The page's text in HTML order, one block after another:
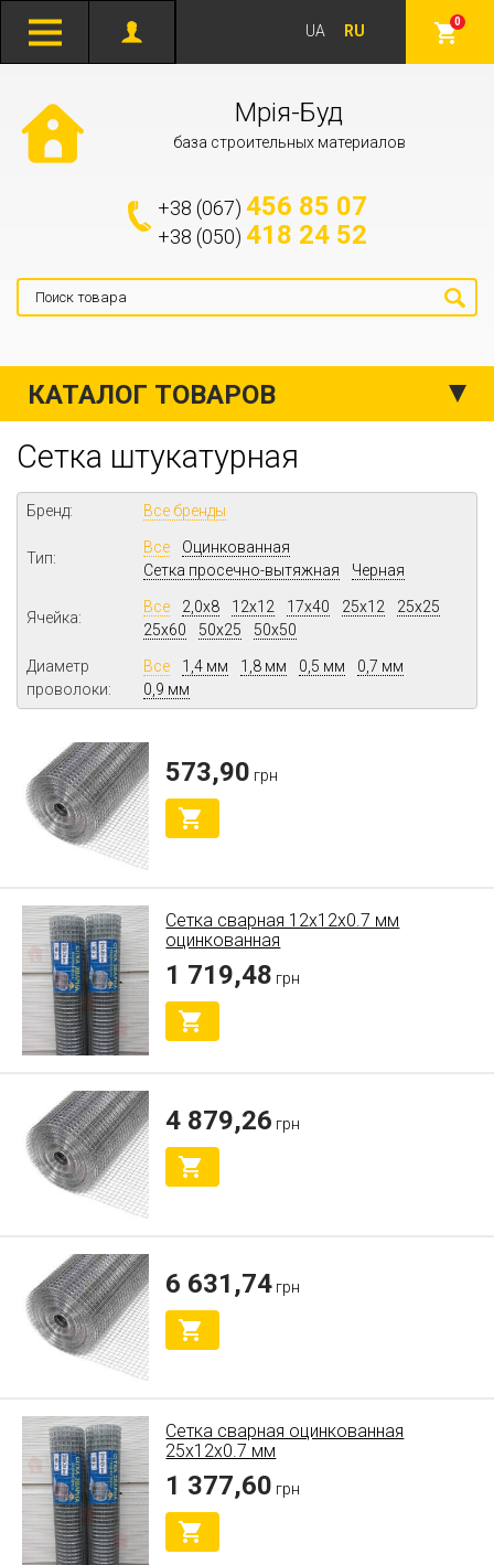
0
UA RU
Мрія-Буд
база строительных материалов
+38 (067) 456 85 07
+38 (050) 418 24 52
КАТАЛОГ ТОВАРОВ
Сетка штукатурная
Бренд: Все бренды
Тип:
Все
Оцинкованная
Сетка просечно-вытяжная
Черная
Ячейка:
Все 2,0х8 12x12 17х40 25х12
25х25
25х60
50х25 50х50
Диаметр
проволоки:
Все 1,4 мм 1,8 мм 0,5 мм
0,7 мм
0,9 мм
573,90 грн
Сетка сварная 12x12x0.7 мм
оцинкованная
1 719,48 грн
4 879,26 грн
6 631,74 грн
Сетка сварная оцинкованная
25х12х0.7 мм
1 377,60 грн